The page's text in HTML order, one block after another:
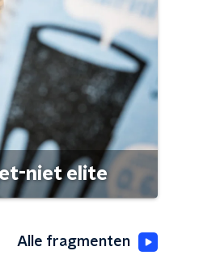
niet elite
Alle fragmenten